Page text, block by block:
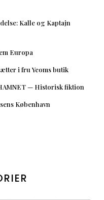
Kalle og Kaptajn
Europa
i fru Yeoms butik
— Historisk fiktion
København